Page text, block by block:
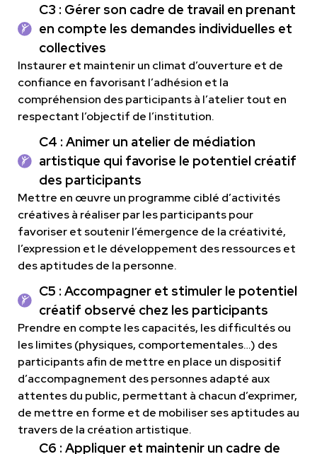
C3 : Gérer son cadre de travail en prenant
en compte les demandes individuelles et
collectives
Instaurer et maintenir un climat d’ouverture et de
confiance en favorisant l’adhésion et la
compréhension des participants à l’atelier tout en
respectant l’objectif de l’institution.
C4 : Animer un atelier de médiation
artistique qui favorise le potentiel créatif
des participants
Mettre en œuvre un programme ciblé d’activités
créatives à réaliser par les participants pour
favoriser et soutenir l’émergence de la créativité,
l’expression et le développement des ressources et
des aptitudes de la personne.
C5 : Accompagner et stimuler le potentiel
créatif observé chez les participants
Prendre en compte les capacités, les difficultés ou
les limites (physiques, comportementales…) des
participants afin de mettre en place un dispositif
d’accompagnement des personnes adapté aux
attentes du public, permettant à chacun d’exprimer,
de mettre en forme et de mobiliser ses aptitudes au
travers de la création artistique.
C6 : Appliquer et maintenir un cadre de